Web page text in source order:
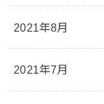
2021年8月
2021年7月